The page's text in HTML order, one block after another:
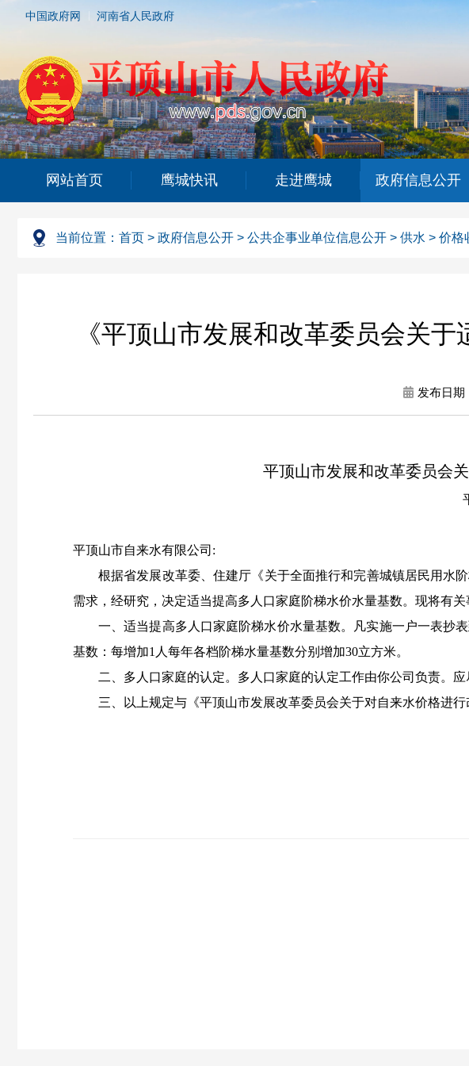
中国政府网 河南省人民政府
网站首页 鹰城快讯 走进鹰城 政府信息公开
当前位置： 首页 > 政府信息公开 > 公共企事业单位信息公开 > 供水 > 价格
《平顶山市发展和改革委员会关
发布日期
平顶山市发展和改革委员会
平顶山市自来水有限公司:
根据省发展改革委、住建厅《关于全面推行和完善城镇居民用水
需求，经研究，决定适当提高多人口家庭阶梯水价水量基数。现将有
一、适当提高多人口家庭阶梯水价水量基数。凡实施一户一表抄
基数 ： 每增加1 人每年各档阶梯水量基数分别增加30立方米。
二、多人口家庭的认定。多人口家庭的认定工作由你公司负责。应
三、以上规定与《平顶山市发展改革委员会关于对自来水价格进